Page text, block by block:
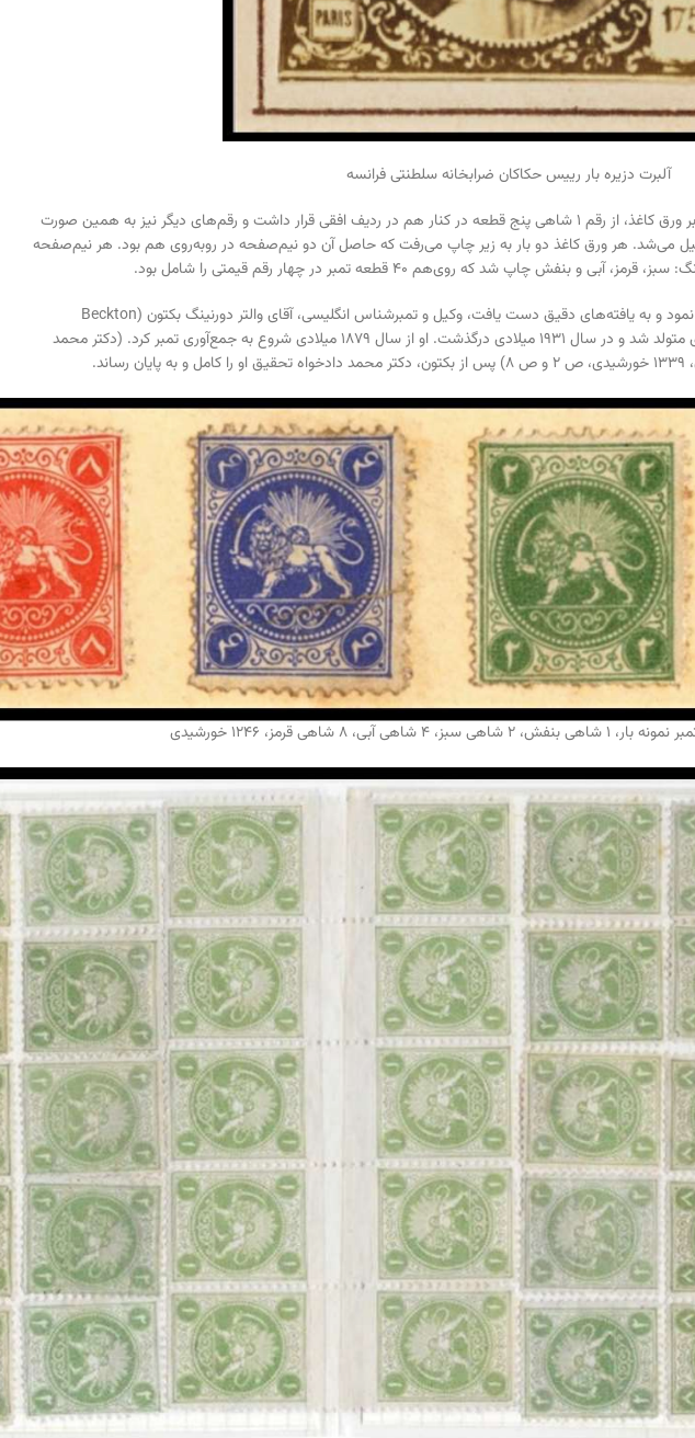
آلبرت دزیره بار رییس حکاکان ضرابخانه سلطنتی فرانسه
کلیشهٔ طراحی‌شده به‌نحوی بود که در هنگام چاپ بر ورق کاغذ، از رقم ۱ شاهی پنج قطعه در کنار هم در ردیف افقی قرار داشت و رقم‌های دیگر نیز به همین صورت
می‌شد. هر ورق کاغذ دو بار به زیر چاپ می‌رفت که حاصل آن دو نیم‌صفحه در روبه‌روی هم بود. هر نیم‌صفحه
نخستین کسی که در تمبر نمونهٔ بار مطالعهٔ عمیق نمود و به یافته‌های دقیق دست یافت، وکیل و تمبرشناس انگلیسی، آقای والتر دورنینگ بکتون (Beckton
Dorning Walter) بود. بکتون در سال ۱۸۶۶ میلادی متولد شد و در سال ۱۹۳۱ میلادی درگذشت. او از سال ۱۸۷۹ میلادی شروع به جمع‌آوری تمبر کرد. (دکتر محمد
بار، ١ شاهی بنفش، ٢ شاهی سبز، ۴ شاهی آبی، ٨ شاهی قرمز، ١٢۴۶ خورشيدی